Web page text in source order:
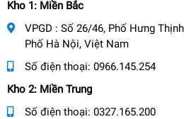
Kho 1: Miền Bắc
VPGD : Số 26/46, Phố Hưng
Phố Hà Nội, Việt Nam
Số điện thoại: 0966.145.254
Kho 2: Miền Trung
Số điện thoại: 0327.165.200